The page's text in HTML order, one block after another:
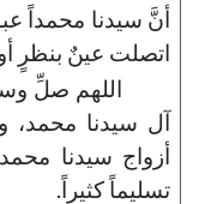
أنَّ سيدنا محمداً
اتصلت عينٌ بنظرٍ
اللهم صلِّ
آل سيدنا محمد،
أزواج سيدنا
تسليماً كثيراً.